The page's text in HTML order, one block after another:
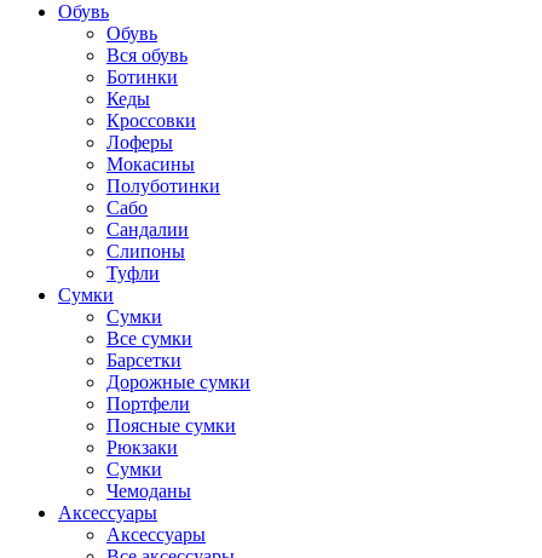
Обувь
Обувь
Вся обувь
Ботинки
Кеды
Кроссовки
Лоферы
Мокасины
Полуботинки
Сабо
Сандалии
Слипоны
Туфли
Сумки
Сумки
Все сумки
Барсетки
Дорожные сумки
Портфели
Поясные сумки
Рюкзаки
Сумки
Чемоданы
Аксессуары
Аксессуары